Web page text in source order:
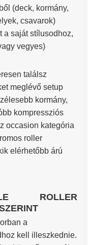
(deck, kormány,
csavarok)
a saját stílusodhoz,
vegyes)
találsz
meglévő setup
kormány,
kompressziós
occasion kategória
roller
elérhetőbb árú
ROLLER
a
kell illeszkednie.